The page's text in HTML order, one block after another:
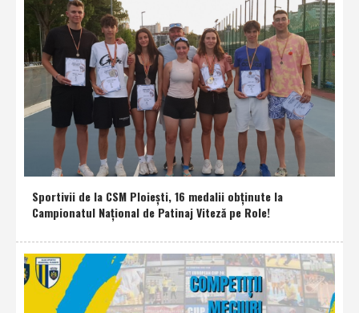
Sportivii de la CSM Ploieşti, 16 medalii obţinute la
Campionatul Naţional de Patinaj Viteză pe Role!